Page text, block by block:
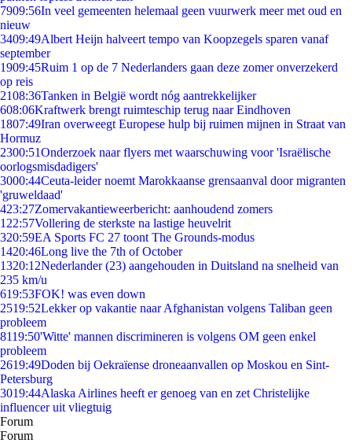
7909:56In veel gemeenten helemaal geen vuurwerk meer met oud en
nieuw
3409:49Albert Heijn halveert tempo van Koopzegels sparen vanaf
september
1909:45Ruim 1 op de 7 Nederlanders gaan deze zomer onverzekerd
op reis
2108:36Tanken in België wordt nóg aantrekkelijker
608:06Kraftwerk brengt ruimteschip terug naar Eindhoven
1807:49Iran overweegt Europese hulp bij ruimen mijnen in Straat van
Hormuz
2300:51Onderzoek naar flyers met waarschuwing voor 'Israëlische
oorlogsmisdadigers'
3000:44Ceuta-leider noemt Marokkaanse grensaanval door migranten
'gruweldaad'
423:27Zomervakantieweerbericht: aanhoudend zomers
1 22:57Vollering de sterkste na lastige heuvelrit
320:59EA Sports FC 27 toont The Grounds-modus
1420:46Long live the 7th of October
1320:12Nederlander (23) aangehouden in Duitsland na snelheid van
235 km/u
619:53FOK! was even down
2519:52Lekker op vakantie naar Afghanistan volgens Taliban geen
probleem
8119:50'Witte' mannen discrimineren is volgens OM geen enkel
probleem
2619:49Doden bij Oekraïense droneaanvallen op Moskou en Sint-
Petersburg
3019:44Alaska Airlines heeft er genoeg van en zet Christelijke
influencer uit vliegtuig
Forum
Forum